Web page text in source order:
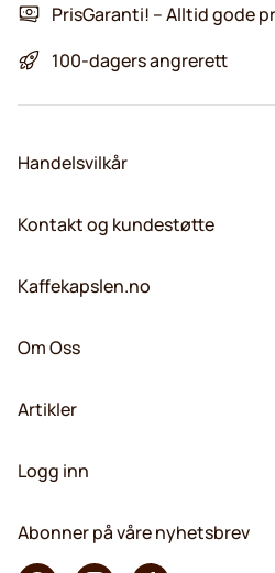
PrisGaranti! – Alltid gode
100-dagers angrerett
Handelsvilkår
Kontakt og kundestøtte
Kaffekapslen.no
Om Oss
Artikler
Logg inn
Abonner på våre nyhetsbrev